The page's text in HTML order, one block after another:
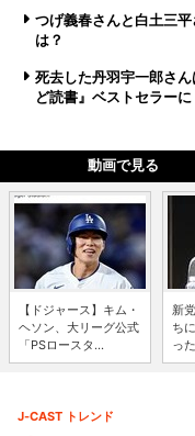
つげ義春さんと白土三
は？
死去した丹羽宇一郎さ
ど読書』ベストセラーに
動画で見る
【ドジャース】キム・
ヘソン、大リーグ公式
「PSロースタ...
新
ち
っ
J-CAST トレンド